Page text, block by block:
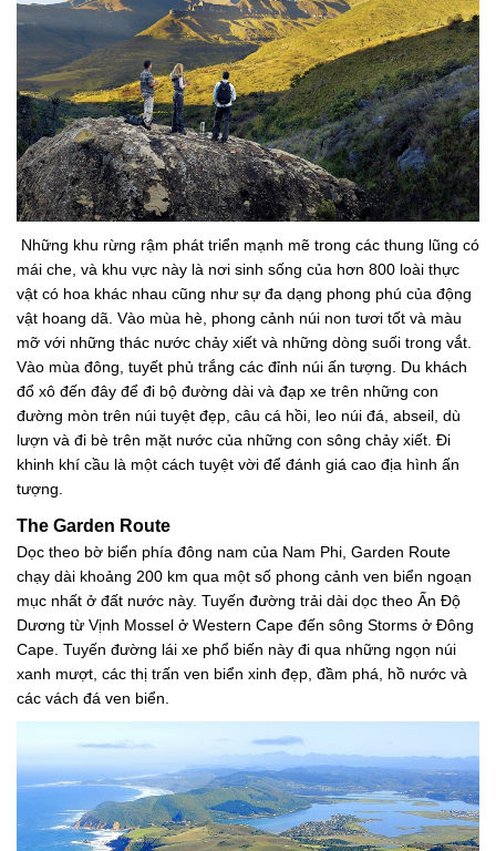
Những khu rừng rậm phát triển mạnh mẽ trong các thung lũng có
mái che, và khu vực này là nơi sinh sống của hơn 800 loài thực
vật có hoa khác nhau cũng như sự đa dạng phong phú của động
vật hoang dã. Vào mùa hè, phong cảnh núi non tươi tốt và màu
mỡ với những thác nước chảy xiết và những dòng suối trong vắt.
Vào mùa đông, tuyết phủ trắng các đỉnh núi ấn tượng. Du khách
đổ xô đến đây để đi bộ đường dài và đạp xe trên những con
đường mòn trên núi tuyệt đẹp, câu cá hồi, leo núi đá, abseil, dù
lượn và đi bè trên mặt nước của những con sông chảy xiết. Đi
khinh khí cầu là một cách tuyệt vời để đánh giá cao địa hình ấn
tượng.
The Garden Route
Dọc theo bờ biển phía đông nam của Nam Phi, Garden Route
chạy dài khoảng 200 km qua một số phong cảnh ven biển ngoạn
mục nhất ở đất nước này. Tuyến đường trải dài dọc theo Ấn Độ
Dương từ Vịnh Mossel ở Western Cape đến sông Storms ở Đông
Cape. Tuyến đường lái xe phổ biến này đi qua những ngọn núi
xanh mượt, các thị trấn ven biển xinh đẹp, đầm phá, hồ nước và
các vách đá ven biển.